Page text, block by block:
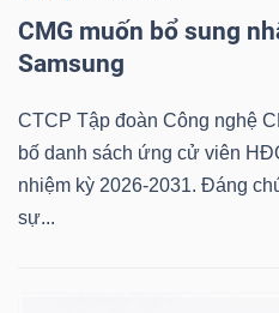
CMG muốn bổ sung
Samsung
CTCP Tập đoàn Công nghệ
bố danh sách ứng cử viên
nhiệm kỳ 2026-2031. Đáng
sự...